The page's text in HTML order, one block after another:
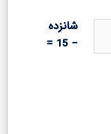
شانزده
− 15 =